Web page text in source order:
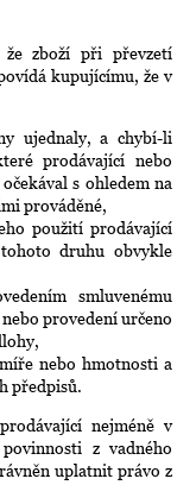
že zboží při převzetí
kupujícímu, že v
ujednaly, a chybí-li
prodávající nebo
s ohledem na
prováděné,
použití prodávající
druhu obvykle
smluvenému
provedení určeno
nebo hmotnosti a
předpisů.
nejméně v
z vadného
uplatnit právo z